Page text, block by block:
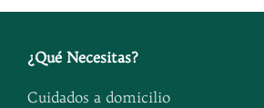
¿Qué Necesitas?
Cuidados a domicilio